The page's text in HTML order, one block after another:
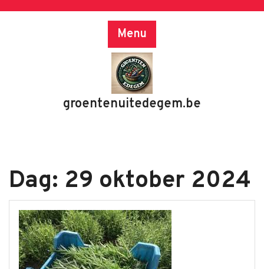
Menu
groentenuitedegem.be
Dag: 29 oktober 2024